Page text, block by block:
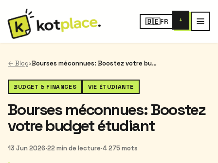
🇧🇪FR +
← Blog› Bourses méconnues: Boostez votre budget étudiant
BUDGET & FINANCES VIE ÉTUDIANTE
Bourses méconnues: Boostez
votre budget étudiant
13 Jun 2026·22 min de lecture·4 275 mots